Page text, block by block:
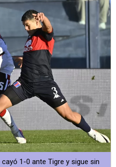
cayó 1-0 ante Tigre y sigue sin